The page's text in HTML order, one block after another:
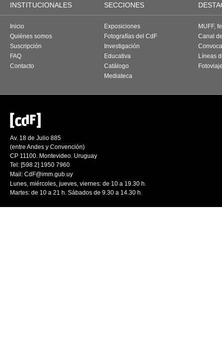
INSTITUCIONALES SECCIONES
Inicio
Quiénes somos
Suscripción
FAQ
Contacto
Exposiciones
Fotografías del CdF
Investigación
Educativa
Catálogo
Mediateca
MUFF,
Canal
Líneas
Av. 18 de Julio 885
(entre Andes y Convención)
CP 11100. Montevideo. Uruguay
Tel: [598 2] 1950 7960
Mail: CdF@imm.gub.uy
Lunes, miércoles, jueves, viernes: de 10 a 19.30 h.
Martes: de 10 a 21 h. Sábados de 9.30 a 14.30 h.